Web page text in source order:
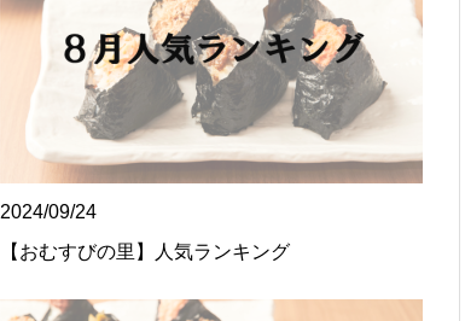
2024/09/24
【おむすびの里】人気ランキング